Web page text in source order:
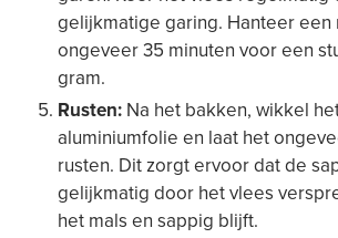
gelijkmatige garing. Hanteer een
ongeveer 35 minuten voor een
gram.
Rusten: Na het bakken, wikkel
aluminiumfolie en laat het
rusten. Dit zorgt ervoor dat de
gelijkmatig door het vlees
het mals en sappig blijft.